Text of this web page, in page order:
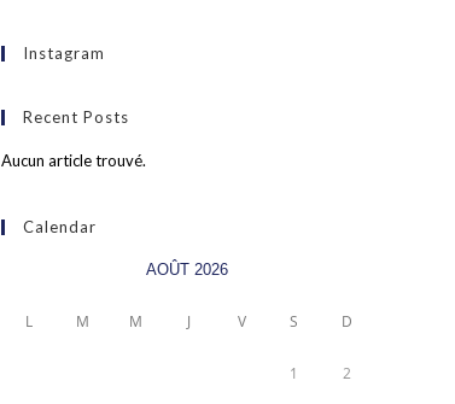
Instagram
Recent Posts
Aucun article trouvé.
Calendar
AOÛT 2026
L M M J V S D
1 2